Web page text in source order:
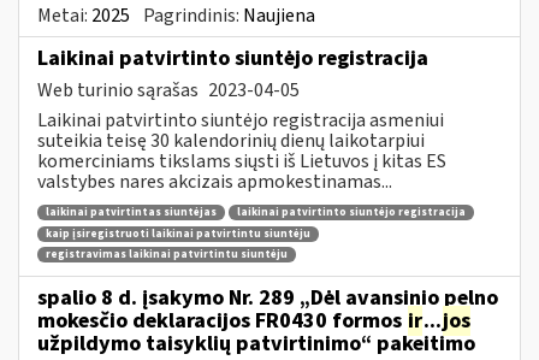
Metai: 2025 Pagrindinis: Naujiena
Laikinai patvirtinto siuntėjo registracija
Web turinio sąrašas 2023-04-05
Laikinai patvirtinto siuntėjo registracija asmeniui
suteikia teisę 30 kalendorinių dienų laikotarpiui
komerciniams tikslams siųsti iš Lietuvos į kitas ES
valstybes nares akcizais apmokestinamas...
laikinai patvirtintas siuntėjas
laikinai patvirtinto siuntėjo registracija
kaip įsiregistruoti laikinai patvirtintu siuntėju
registravimas laikinai patvirtintu siuntėju
spalio 8 d. įsakymo Nr. 289 „Dėl avansinio pelno
mokesčio deklaracijos FR0430 formos ir...jos
užpildymo taisyklių patvirtinimo“ pakeitimo